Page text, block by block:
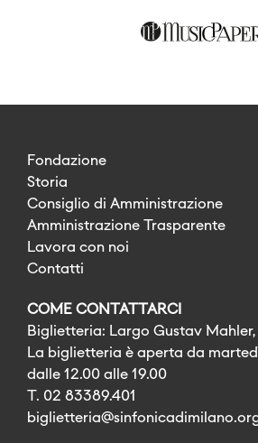
Fondazione
Storia
Consiglio di Amministrazione
Amministrazione Trasparente
Lavora con noi
Contatti
COME CONTATTARCI
Biglietteria: Largo Gustav
La biglietteria è aperta da
dalle 12.00 alle 19.00
T. 02 83389.401